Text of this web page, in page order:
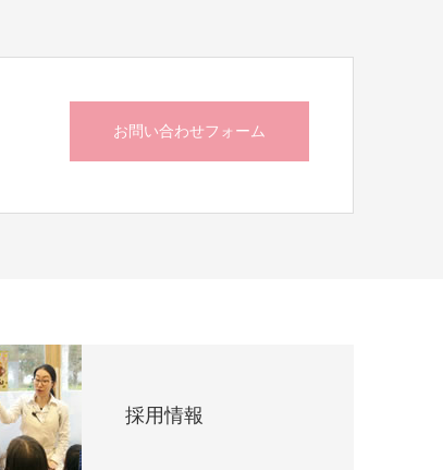
お問い合わせフォーム
採用情報